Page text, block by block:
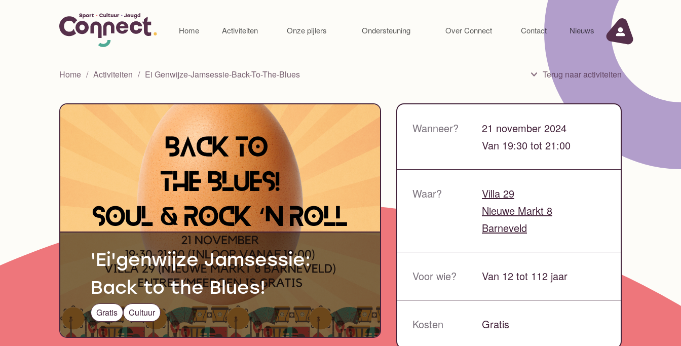
Home Activiteiten Onze pijlers Ondersteuning Over Connect Contact Nieuws
Home Activiteiten Ei Genwijze-Jamsessie-Back-To-The-Blues Terug naar activiteiten
'Ei'genwijze Jamsessie:
Back to the Blues!
Gratis Cultuur
Wanneer?
21 november 2024
Van 19:30 tot 21:00
Waar?
Villa 29
Nieuwe Markt 8
Barneveld
Voor wie? Van 12 tot 112 jaar
Kosten Gratis